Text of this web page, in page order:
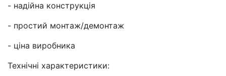
- надійна конструкція
- простий монтаж/демонтаж
- ціна виробника
Технічні характеристики: